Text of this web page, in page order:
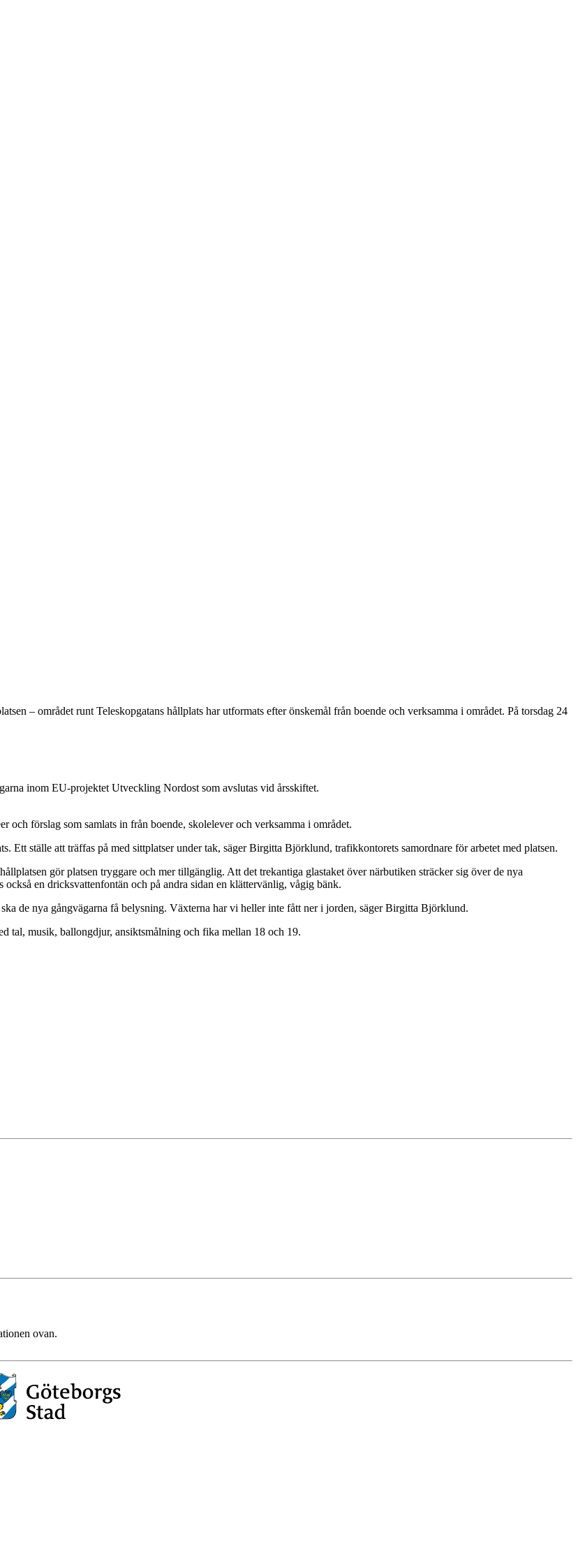
– området runt Teleskopgatans hållplats har utformats efter önskemål från boende och verksamma i området. På torsdag 24
inom EU-projektet Utveckling Nordost som avslutas vid årsskiftet.
och förslag som samlats in från boende, skolelever och verksamma i området.
Ett ställe att träffas på med sittplatser under tak, säger Birgitta Björklund, trafikkontorets samordnare för arbetet med platsen.
gör platsen tryggare och mer tillgänglig. Att det trekantiga glastaket över närbutiken sträcker sig över de nya
en dricksvattenfontän och på andra sidan en klättervänlig, vågig bänk.
de nya gångvägarna få belysning. Växterna har vi heller inte fått ner i jorden, säger Birgitta Björklund.
tal, musik, ballongdjur, ansiktsmålning och fika mellan 18 och 19.
ovan.